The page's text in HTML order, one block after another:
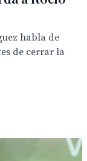
habla de
de cerrar la